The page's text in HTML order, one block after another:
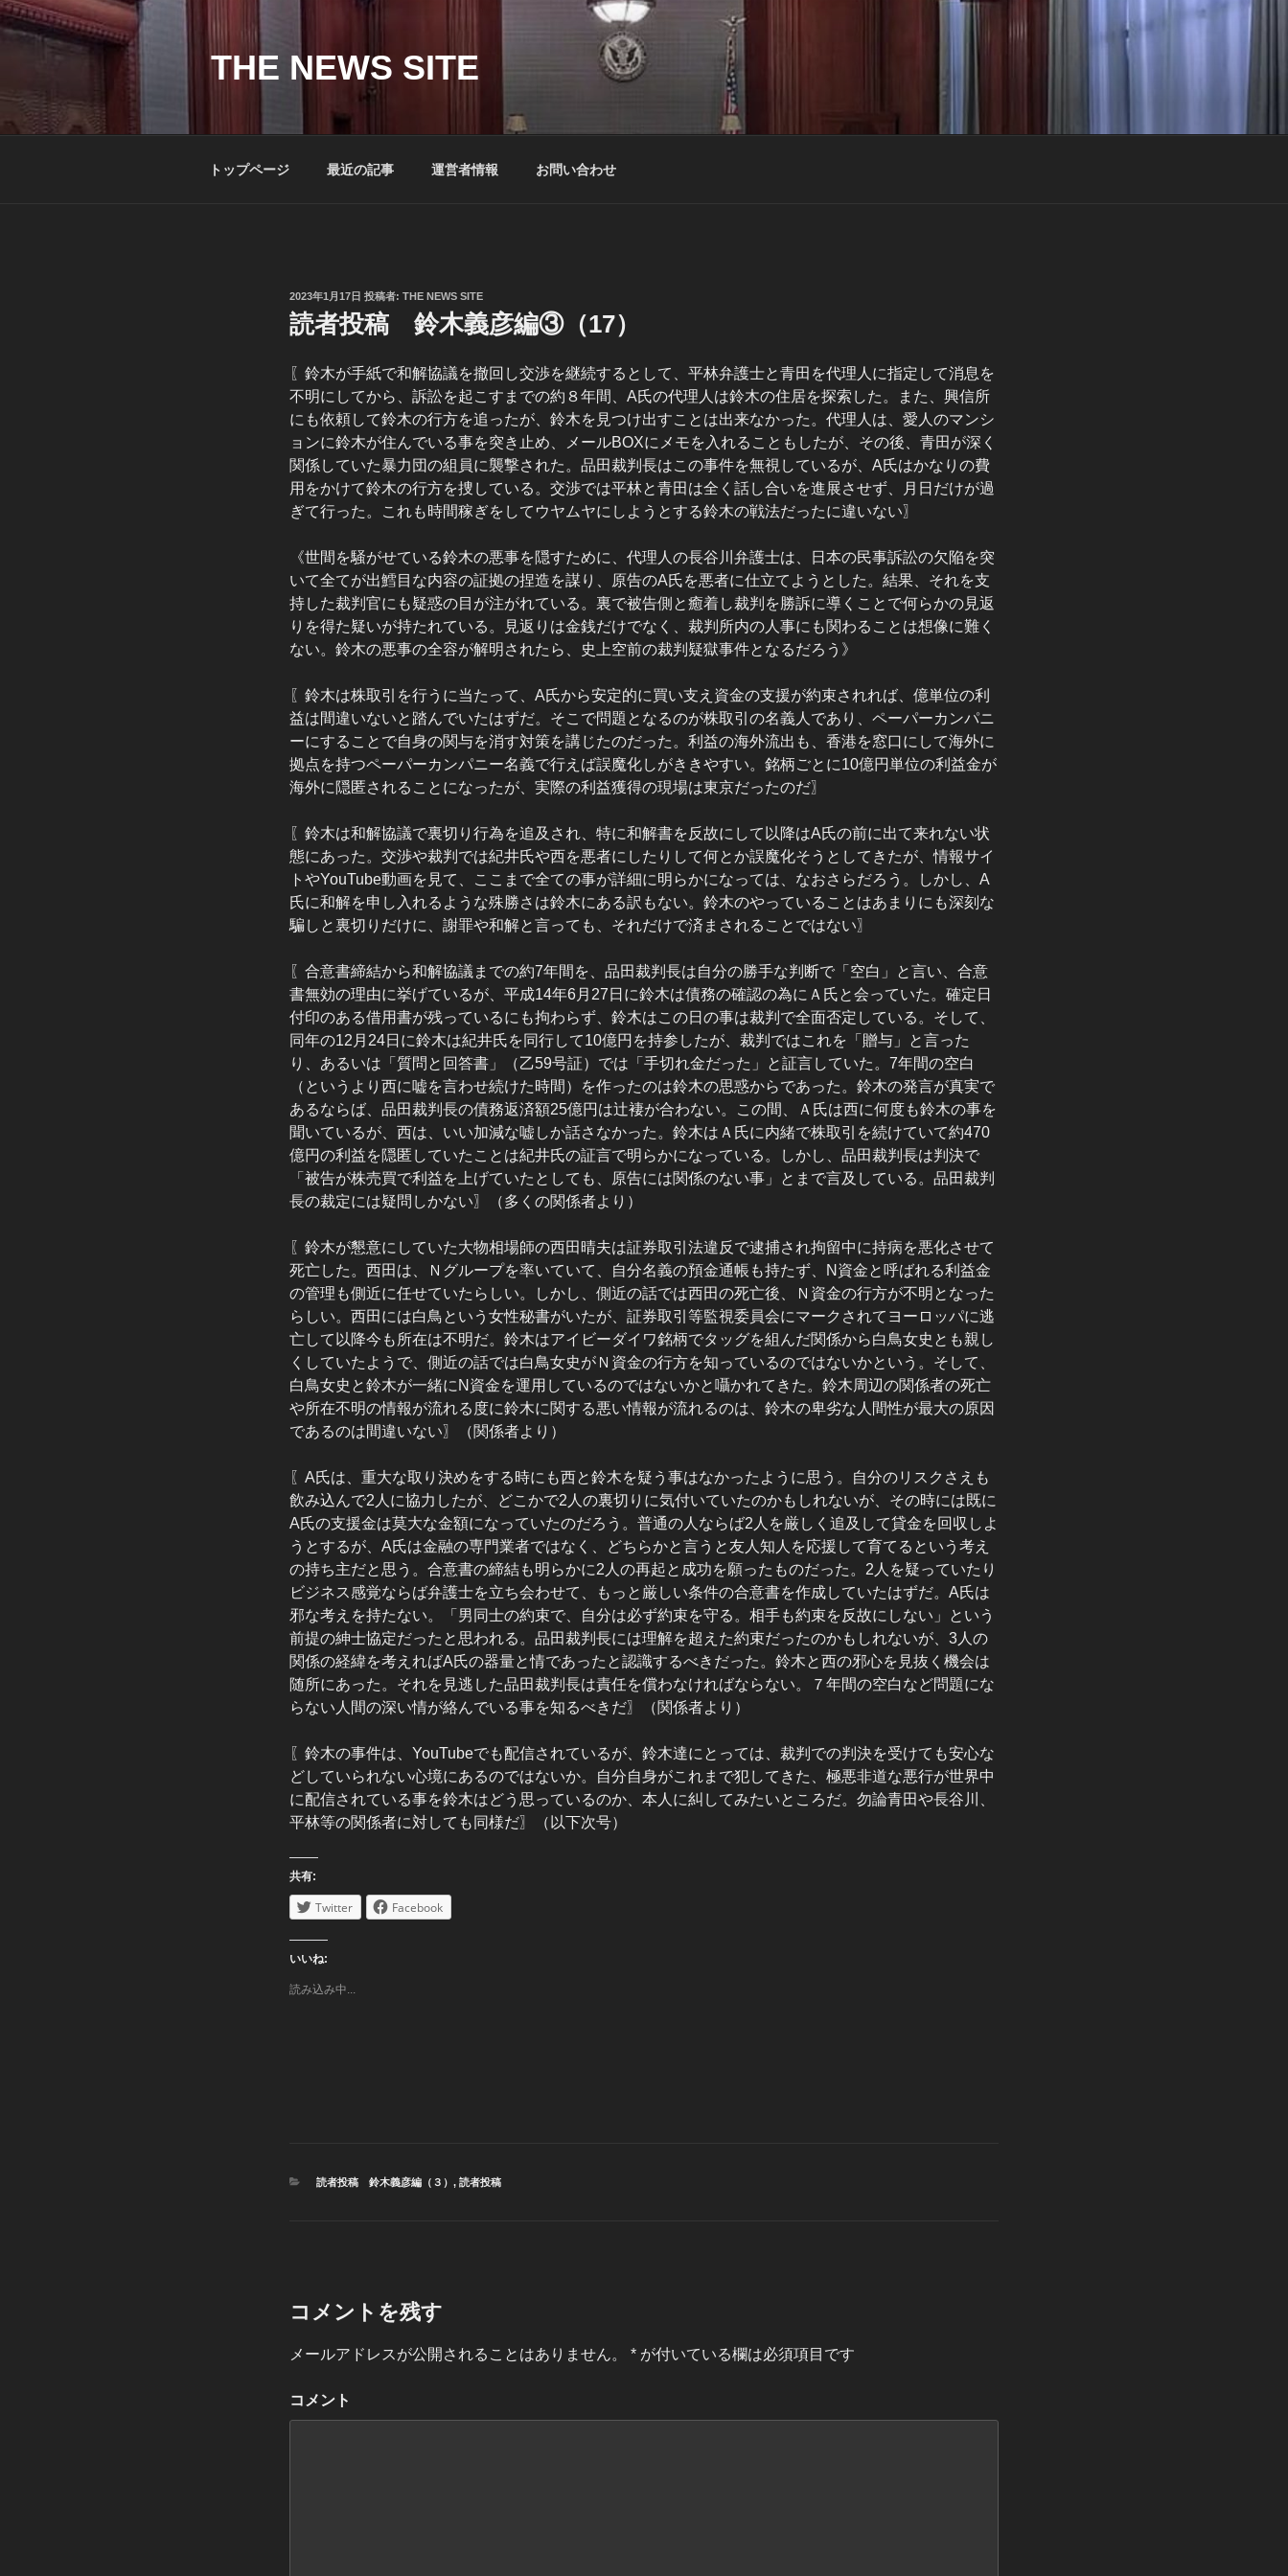
コ
ン
ツ
へ
THE NEWS SITE
トップページ 最近の記事 運営者情報 お問い合わせ
投
稿
日:
2023年1月17日 投稿者: THE NEWS SITE
読者投稿 鈴木義彦編③（17）
〖鈴木が手紙で和解協議を撤回し交渉を継続するとして、平林弁護士と青田を代理人に指定して消息を
不明にしてから、訴訟を起こすまでの約８年間、A氏の代理人は鈴木の住居を探索した。また、興信所
にも依頼して鈴木の行方を追ったが、鈴木を見つけ出すことは出来なかった。代理人は、愛人のマンシ
ョンに鈴木が住んでいる事を突き止め、メールBOXにメモを入れることもしたが、その後、青田が深く
関係していた暴力団の組員に襲撃された。品田裁判長はこの事件を無視しているが、A氏はかなりの費
用をかけて鈴木の行方を捜している。交渉では平林と青田は全く話し合いを進展させず、月日だけが過
ぎて行った。これも時間稼ぎをしてウヤムヤにしようとする鈴木の戦法だったに違いない〗
《世間を騒がせている鈴木の悪事を隠すために、代理人の長谷川弁護士は、日本の民事訴訟の欠陥を突
いて全てが出鱈目な内容の証拠の捏造を謀り、原告のA氏を悪者に仕立てようとした。結果、それを支
持した裁判官にも疑惑の目が注がれている。裏で被告側と癒着し裁判を勝訴に導くことで何らかの見返
りを得た疑いが持たれている。見返りは金銭だけでなく、裁判所内の人事にも関わることは想像に難く
ない。鈴木の悪事の全容が解明されたら、史上空前の裁判疑獄事件となるだろう》
〖鈴木は株取引を行うに当たって、A氏から安定的に買い支え資金の支援が約束されれば、億単位の利
益は間違いないと踏んでいたはずだ。そこで問題となるのが株取引の名義人であり、ペーパーカンパニ
ーにすることで自身の関与を消す対策を講じたのだった。利益の海外流出も、香港を窓口にして海外に
拠点を持つペーパーカンパニー名義で行えば誤魔化しがききやすい。銘柄ごとに10億円単位の利益金が
海外に隠匿されることになったが、実際の利益獲得の現場は東京だったのだ〗
〖鈴木は和解協議で裏切り行為を追及され、特に和解書を反故にして以降はA氏の前に出て来れない状
態にあった。交渉や裁判では紀井氏や西を悪者にしたりして何とか誤魔化そうとしてきたが、情報サイ
トやYouTube動画を見て、ここまで全ての事が詳細に明らかになっては、なおさらだろう。しかし、A
氏に和解を申し入れるような殊勝さは鈴木にある訳もない。鈴木のやっていることはあまりにも深刻な
騙しと裏切りだけに、謝罪や和解と言っても、それだけで済まされることではない〗
〖合意書締結から和解協議までの約7年間を、品田裁判長は自分の勝手な判断で「空白」と言い、合意
書無効の理由に挙げているが、平成14年6月27日に鈴木は債務の確認の為にＡ氏と会っていた。確定日
付印のある借用書が残っているにも拘わらず、鈴木はこの日の事は裁判で全面否定している。そして、
同年の12月24日に鈴木は紀井氏を同行して10億円を持参したが、裁判ではこれを「贈与」と言った
り、あるいは「質問と回答書」（乙59号証）では「手切れ金だった」と証言していた。7年間の空白
（というより西に嘘を言わせ続けた時間）を作ったのは鈴木の思惑からであった。鈴木の発言が真実で
あるならば、品田裁判長の債務返済額25億円は辻褄が合わない。この間、Ａ氏は西に何度も鈴木の事を
聞いているが、西は、いい加減な嘘しか話さなかった。鈴木はＡ氏に内緒で株取引を続けていて約470
億円の利益を隠匿していたことは紀井氏の証言で明らかになっている。しかし、品田裁判長は判決で
「被告が株売買で利益を上げていたとしても、原告には関係のない事」とまで言及している。品田裁判
長の裁定には疑問しかない〗（多くの関係者より）
〖鈴木が懇意にしていた大物相場師の西田晴夫は証券取引法違反で逮捕され拘留中に持病を悪化させて
死亡した。西田は、Ｎグループを率いていて、自分名義の預金通帳も持たず、N資金と呼ばれる利益金
の管理も側近に任せていたらしい。しかし、側近の話では西田の死亡後、Ｎ資金の行方が不明となった
らしい。西田には白鳥という女性秘書がいたが、証券取引等監視委員会にマークされてヨーロッパに逃
亡して以降今も所在は不明だ。鈴木はアイビーダイワ銘柄でタッグを組んだ関係から白鳥女史とも親し
くしていたようで、側近の話では白鳥女史がＮ資金の行方を知っているのではないかという。そして、
白鳥女史と鈴木が一緒にN資金を運用しているのではないかと囁かれてきた。鈴木周辺の関係者の死亡
や所在不明の情報が流れる度に鈴木に関する悪い情報が流れるのは、鈴木の卑劣な人間性が最大の原因
であるのは間違いない〗（関係者より）
〖A氏は、重大な取り決めをする時にも西と鈴木を疑う事はなかったように思う。自分のリスクさえも
飲み込んで2人に協力したが、どこかで2人の裏切りに気付いていたのかもしれないが、その時には既に
A氏の支援金は莫大な金額になっていたのだろう。普通の人ならば2人を厳しく追及して貸金を回収しよ
うとするが、A氏は金融の専門業者ではなく、どちらかと言うと友人知人を応援して育てるという考え
の持ち主だと思う。合意書の締結も明らかに2人の再起と成功を願ったものだった。2人を疑っていたり
ビジネス感覚ならば弁護士を立ち会わせて、もっと厳しい条件の合意書を作成していたはずだ。A氏は
邪な考えを持たない。「男同士の約束で、自分は必ず約束を守る。相手も約束を反故にしない」という
前提の紳士協定だったと思われる。品田裁判長には理解を超えた約束だったのかもしれないが、3人の
関係の経緯を考えればA氏の器量と情であったと認識するべきだった。鈴木と西の邪心を見抜く機会は
随所にあった。それを見逃した品田裁判長は責任を償わなければならない。７年間の空白など問題にな
らない人間の深い情が絡んでいる事を知るべきだ〗（関係者より）
〖鈴木の事件は、YouTubeでも配信されているが、鈴木達にとっては、裁判での判決を受けても安心な
どしていられない心境にあるのではないか。自分自身がこれまで犯してきた、極悪非道な悪行が世界中
に配信されている事を鈴木はどう思っているのか、本人に糾してみたいところだ。勿論青田や長谷川、
平林等の関係者に対しても同様だ〗（以下次号）
共有:
Twitter Facebook
いいね:
読み込み中...
カ
読者投稿 鈴木義彦編（３） , 読者投稿
コメントを残す
メールアドレスが公開されることはありません。 * が付いている欄は必須項目です
コメント